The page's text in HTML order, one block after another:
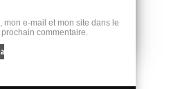
mon e-mail et mon site dans le
commentaire.